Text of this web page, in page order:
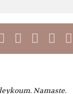
Namaste.